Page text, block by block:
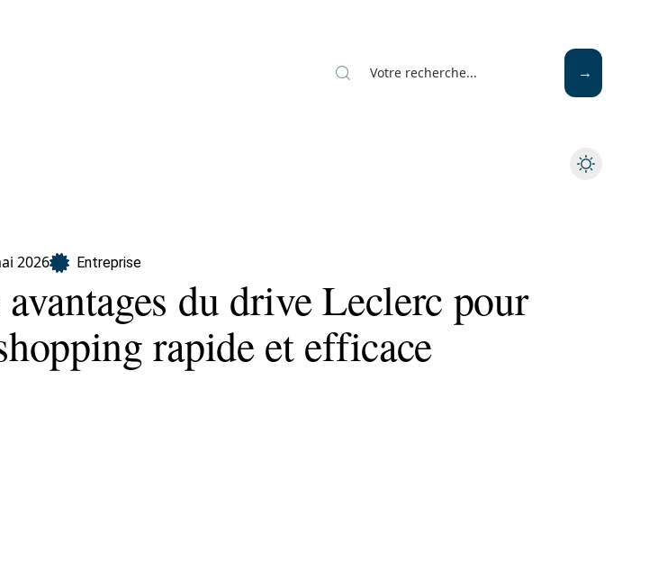
2026 Entreprise
du drive Leclerc pour
rapide et efficace